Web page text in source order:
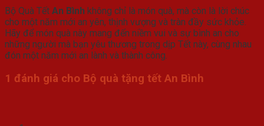
Bộ Quà Tết An Bình không chỉ là món quà, mà còn là lời chúc
cho một năm mới an yên, thịnh vượng và tràn đầy sức khỏe.
Hãy để món quà này mang đến niềm vui và sự bình an cho
những người mà bạn yêu thương trong dịp Tết này, cùng nhau
đón một năm mới an lành và thành công.
1 đánh giá cho Bộ quà tặng tết An Bình